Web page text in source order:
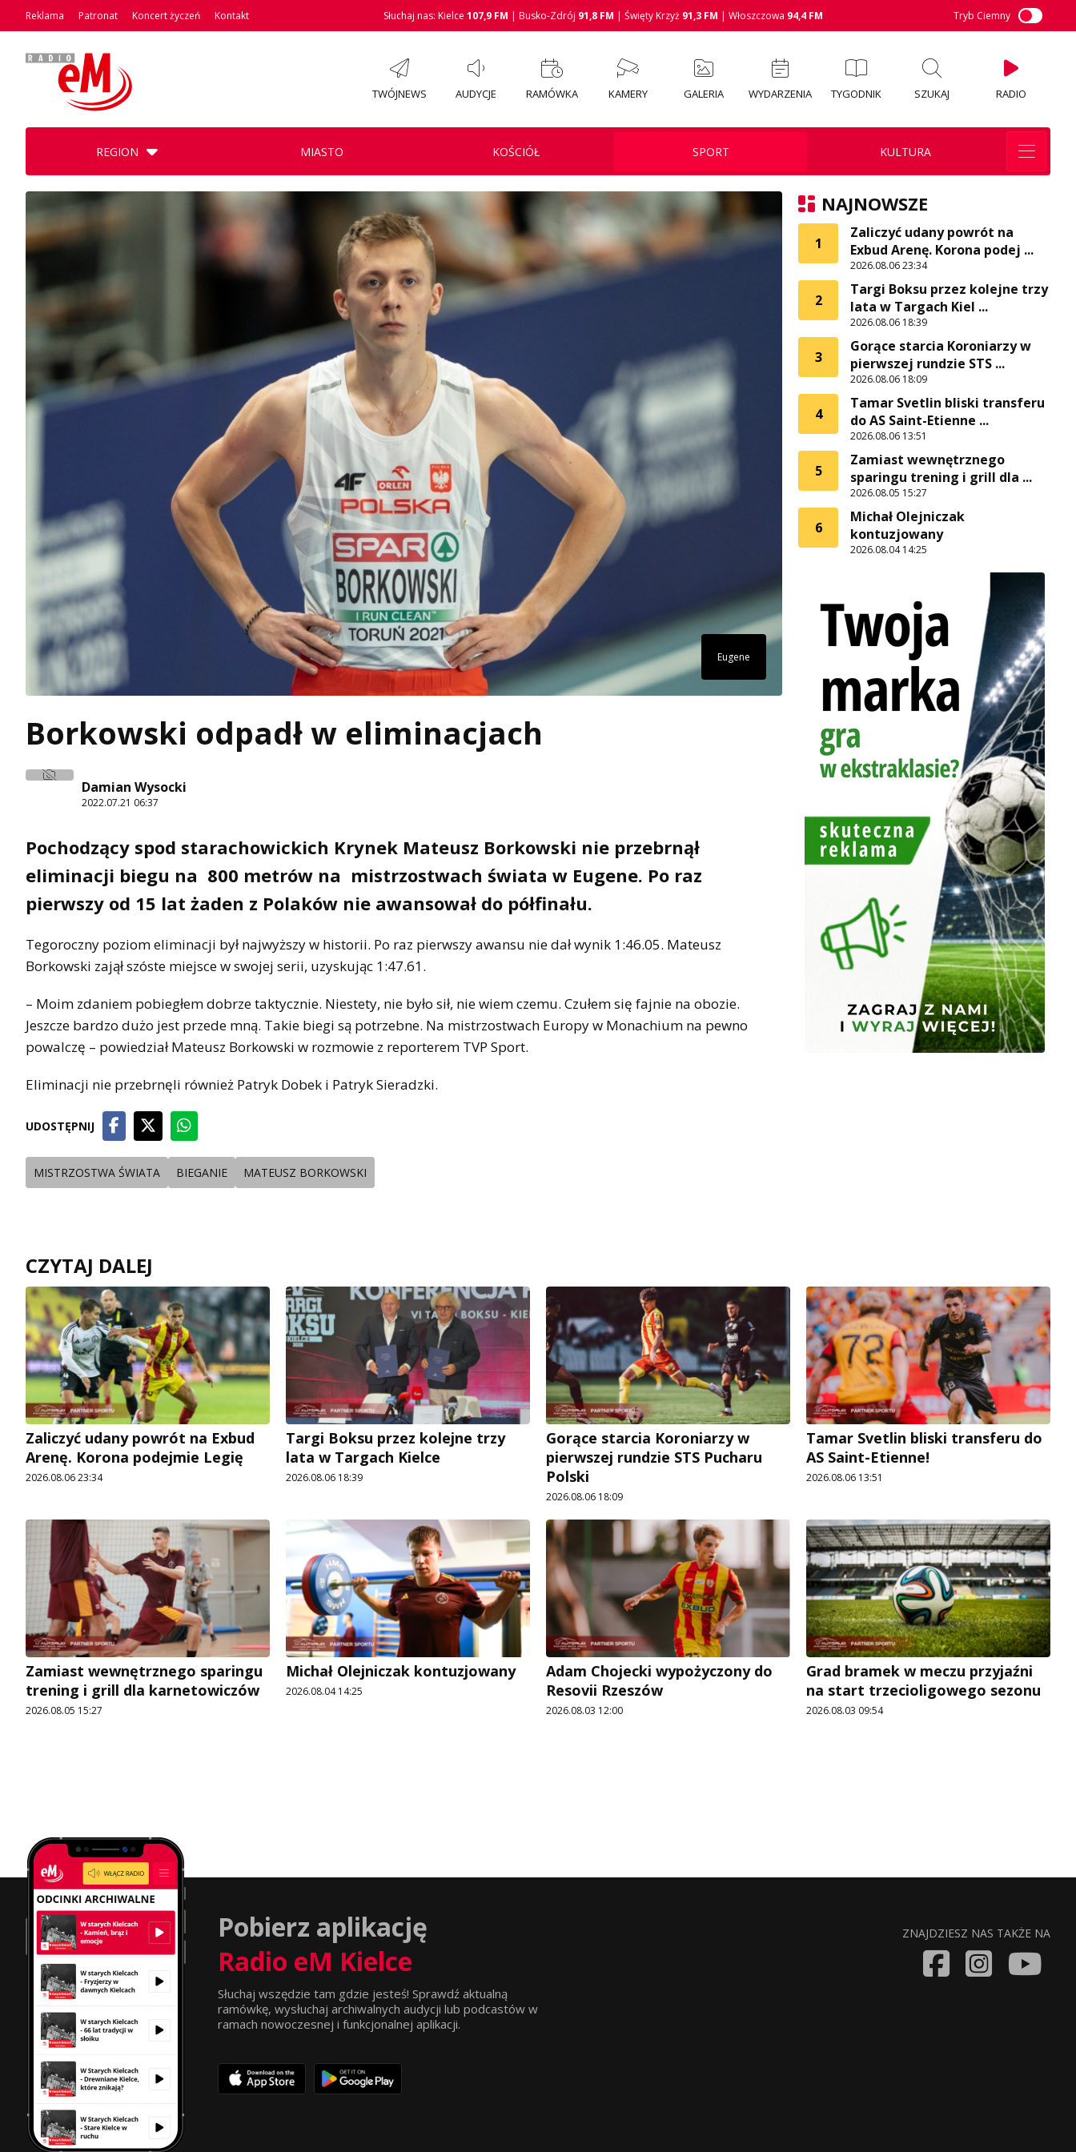
Reklama Patronat Koncert życzeń Kontakt Słuchaj nas: Kielce 107,9 FM | Busko-Zdrój 91,8 FM | Święty Krzyż 91,3 FM | Włoszczowa 94,4 FM Tryb Ciemny
TWÓJNEWS AUDYCJE RAMÓWKA KAMERY GALERIA WYDARZENIA TYGODNIK SZUKAJ RADIO
REGION MIASTO KOŚCIÓŁ SPORT KULTURA
Eugene
Borkowski odpadł w eliminacjach
Damian Wysocki
2022.07.21 06:37
Pochodzący spod starachowickich Krynek Mateusz Borkowski nie przebrnął
eliminacji biegu na 800 metrów na mistrzostwach świata w Eugene. Po raz
pierwszy od 15 lat żaden z Polaków nie awansował do półfinału.
Tegoroczny poziom eliminacji był najwyższy w historii. Po raz pierwszy awansu nie dał wynik 1:46.05. Mateusz
Borkowski zajął szóste miejsce w swojej serii, uzyskując 1:47.61.
– Moim zdaniem pobiegłem dobrze taktycznie. Niestety, nie było sił, nie wiem czemu. Czułem się fajnie na obozie.
Jeszcze bardzo dużo jest przede mną. Takie biegi są potrzebne. Na mistrzostwach Europy w Monachium na pewno
powalczę – powiedział Mateusz Borkowski w rozmowie z reporterem TVP Sport.
Eliminacji nie przebrnęli również Patryk Dobek i Patryk Sieradzki.
UDOSTĘPNIJ
MISTRZOSTWA ŚWIATA BIEGANIE MATEUSZ BORKOWSKI
NAJNOWSZE
1
Zaliczyć udany powrót na
Exbud Arenę. Korona podej ...
2026.08.06 23:34
2
Targi Boksu przez kolejne trzy
lata w Targach Kiel ...
2026.08.06 18:39
3
Gorące starcia Koroniarzy w
pierwszej rundzie STS ...
2026.08.06 18:09
4
Tamar Svetlin bliski transferu
do AS Saint-Etienne ...
2026.08.06 13:51
5
Zamiast wewnętrznego
sparingu trening i grill dla ...
2026.08.05 15:27
6
Michał Olejniczak
kontuzjowany
2026.08.04 14:25
CZYTAJ DALEJ
Zaliczyć udany powrót na Exbud
Arenę. Korona podejmie Legię
2026.08.06 23:34
Targi Boksu przez kolejne trzy
lata w Targach Kielce
2026.08.06 18:39
Gorące starcia Koroniarzy w
pierwszej rundzie STS Pucharu
Polski
2026.08.06 18:09
Tamar Svetlin bliski transferu do
AS Saint-Etienne!
2026.08.06 13:51
Zamiast wewnętrznego sparingu
trening i grill dla karnetowiczów
2026.08.05 15:27
Michał Olejniczak kontuzjowany
2026.08.04 14:25
Adam Chojecki wypożyczony do
Resovii Rzeszów
2026.08.03 12:00
Grad bramek w meczu przyjaźni
na start trzecioligowego sezonu
2026.08.03 09:54
Pobierz aplikację
Radio eM Kielce
Słuchaj wszędzie tam gdzie jesteś! Sprawdź aktualną
ramówkę, wysłuchaj archiwalnych audycji lub podcastów w
ramach nowoczesnej i funkcjonalnej aplikacji.
ZNAJDZIESZ NAS TAKŻE NA